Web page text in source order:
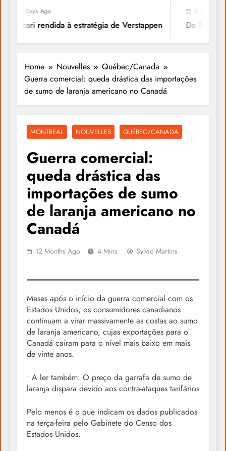
2 Days Ago
Ferrari rendida à estratégia de Verstappen
6 Days Ago
Do Sonho à
Home Nouvelles
Québec/Canada
Guerra comercial: queda drástica das importações
de sumo de laranja americano no Canadá
MONTREAL NOUVELLES QUÉBEC/CANADA
Guerra comercial:
queda drástica das
importações de sumo
de laranja americano no
Canadá
12 Months Ago 4 Mins Sylvio Martins
Meses após o início da guerra comercial com os
Estados Unidos, os consumidores canadianos
continuam a virar massivamente as costas ao sumo
de laranja americano, cujas exportações para o
Canadá caíram para o nível mais baixo em mais
de vinte anos.
• A ler também: O preço da garrafa de sumo de
laranja dispara devido aos contra-ataques tarifários
Pelo menos é o que indicam os dados publicados
na terça-feira pelo Gabinete do Censo dos
Estados Unidos.